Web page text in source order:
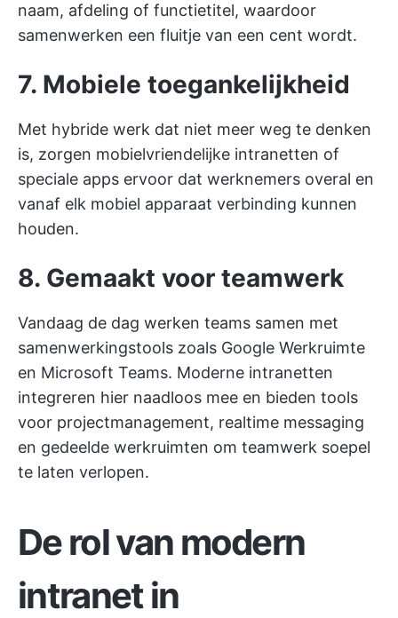
naam, afdeling of functietitel, waardoor
samenwerken een fluitje van een cent wordt.
7. Mobiele toegankelijkheid
Met hybride werk dat niet meer weg te denken
is, zorgen mobielvriendelijke intranetten of
speciale apps ervoor dat werknemers overal en
vanaf elk mobiel apparaat verbinding kunnen
houden.
8. Gemaakt voor teamwerk
Vandaag de dag werken teams samen met
samenwerkingstools zoals Google Werkruimte
en Microsoft Teams. Moderne intranetten
integreren hier naadloos mee en bieden tools
voor projectmanagement, realtime messaging
en gedeelde werkruimten om teamwerk soepel
te laten verlopen.
De rol van modern
intranet in